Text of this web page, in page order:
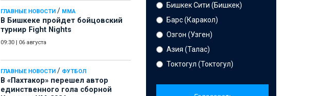
ГЛАВНЫЕ НОВОСТИ / ММА
В Бишкеке пройдет бойцовский
турнир Fight Nights
09:30 06 августа
ГЛАВНЫЕ НОВОСТИ / ФУТБОЛ
В «Пахтакор» перешел автор
единственного гола сборной
Бишкек Сити (Бишкек)
Барс (Каракол)
Озгон (Узген)
Азия (Талас)
Токтогул (Токтогул)